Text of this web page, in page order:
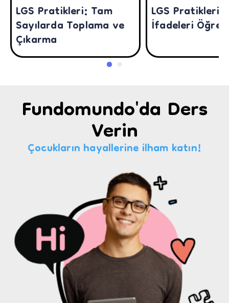
LGS Pratikleri: Tam
Sayılarda Toplama ve
Çıkarma
LGS Pratikleri:
İfadeleri
Fundomundo'da Ders
Verin
Çocukların hayallerine ilham katın!